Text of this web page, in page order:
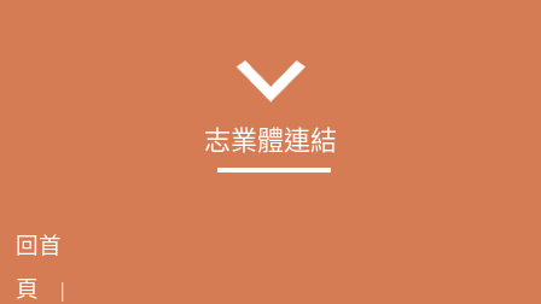
志業體連結
回首
頁 |